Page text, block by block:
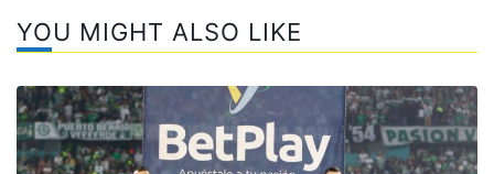
YOU MIGHT ALSO LIKE